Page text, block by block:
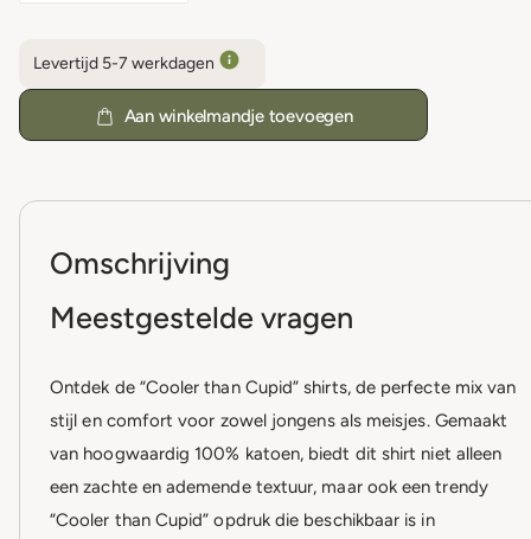
Levertijd 5-7 werkdagen
Aan winkelmandje toevoegen
Omschrijving
Meestgestelde vragen
Ontdek de “Cooler than Cupid” shirts, de perfecte mix van
stijl en comfort voor zowel jongens als meisjes. Gemaakt
van hoogwaardig 100% katoen, biedt dit shirt niet alleen
een zachte en ademende textuur, maar ook een trendy
“Cooler than Cupid” opdruk die beschikbaar is in